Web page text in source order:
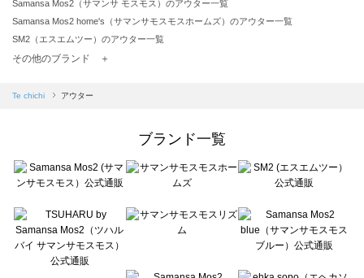
Samansa Mos2（サマンサ モスモス）のアウター一覧
Samansa Mos2 home's（サマンサモスモスホームズ）のアウター一覧
SM2（エスエムツー）のアウター一覧
TSUHARU by Samansa Mos2（ツハルバイサマンサモスモス）のアウター一覧
Samansa Mos2 blue（サマンサモスモス ブルー）のアウター一覧
sō4ū（ソウフォーユー）のアウター一覧
Te chichi（テチチ）のアウター一覧
Te chichi CLASSIC（テチチ クラシック）のアウター一覧
Lugnoncure（ルノンキュール）のアウター一覧
BETTY'S BLUE（べティーズブルー）のアウター一覧
Wpc.（ワールドパーティー）のアウター一覧
その他のブランド ＋
Te chichi アウター
ブランド一覧